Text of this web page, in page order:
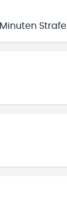
Strafe